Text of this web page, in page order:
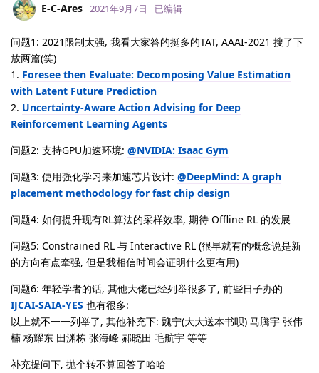
E-C-Ares 2021年9月7日 已编辑
问题1: 2021限制太强, 我看大家答的挺多的TAT, AAAI-2021 搜了下
放两篇(笑)
1. Foresee then Evaluate: Decomposing Value Estimation
with Latent Future Prediction
2. Uncertainty-Aware Action Advising for Deep
Reinforcement Learning Agents
问题2: 支持GPU加速环境: @NVIDIA: Isaac Gym
问题3: 使用强化学习来加速芯片设计: @DeepMind: A graph
placement methodology for fast chip design
问题4: 如何提升现有RL算法的采样效率, 期待 Offline RL 的发展
问题5: Constrained RL 与 Interactive RL (很早就有的概念说是新
的方向有点牵强, 但是我相信时间会证明什么更有用)
问题6: 年轻学者的话, 其他大佬已经列举很多了, 前些日子办的
IJCAI-SAIA-YES 也有很多:
以上就不一一列举了, 其他补充下: 魏宁(大大送本书呗) 马腾宇 张伟
楠 杨耀东 田渊栋 张海峰 郝晓田 毛航宇 等等
补充提问下, 抛个转不算回答了哈哈